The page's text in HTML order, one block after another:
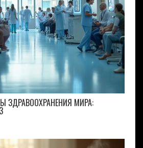
ЗДРАВООХРАНЕНИЯ МИРА: